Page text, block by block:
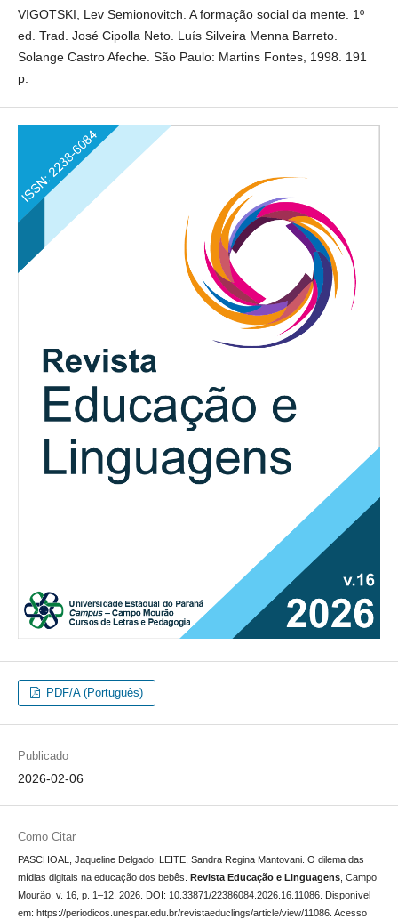
VIGOTSKI, Lev Semionovitch. A formação social da mente. 1º
ed. Trad. José Cipolla Neto. Luís Silveira Menna Barreto.
Solange Castro Afeche. São Paulo: Martins Fontes, 1998. 191
p.
PDF/A (Português)
Publicado
2026-02-06
Como Citar
PASCHOAL, Jaqueline Delgado; LEITE, Sandra Regina Mantovani. O dilema das
mídias digitais na educação dos bebês. Revista Educação e Linguagens, Campo
Mourão, v. 16, p. 1–12, 2026. DOI: 10.33871/22386084.2026.16.11086. Disponível
em: https://periodicos.unespar.edu.br/revistaeduclings/article/view/11086. Acesso